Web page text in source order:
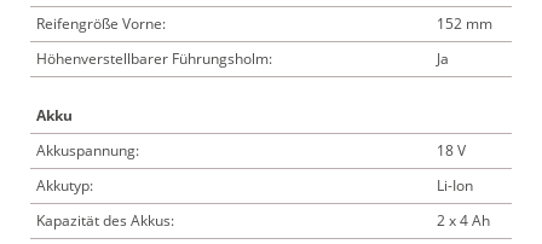
Reifengröße Vorne:
152 mm
Höhenverstellbarer Führungsholm:
Ja
Akku
Akkuspannung:
18 V
Akkutyp:
Li-Ion
Kapazität des Akkus:
2 x 4 Ah